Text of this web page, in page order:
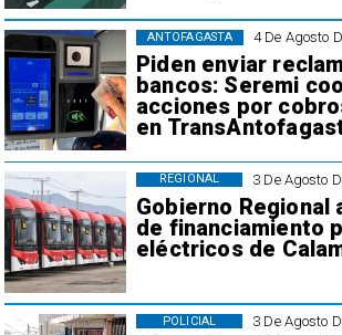
4 De Agosto
Piden enviar
bancos: Seremi
acciones por
en
ANTOFAGASTA
3 De Agosto
Gobierno Regional
de financiamiento
eléctricos de
REGIONAL
3 De Agosto
POLICIAL